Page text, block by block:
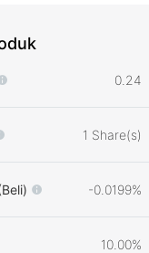
0.24
1 Share(s)
-0.0199%
10.00%